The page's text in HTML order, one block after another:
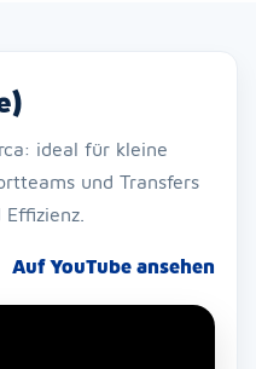
ideal für kleine
und Transfers
Auf YouTube ansehen